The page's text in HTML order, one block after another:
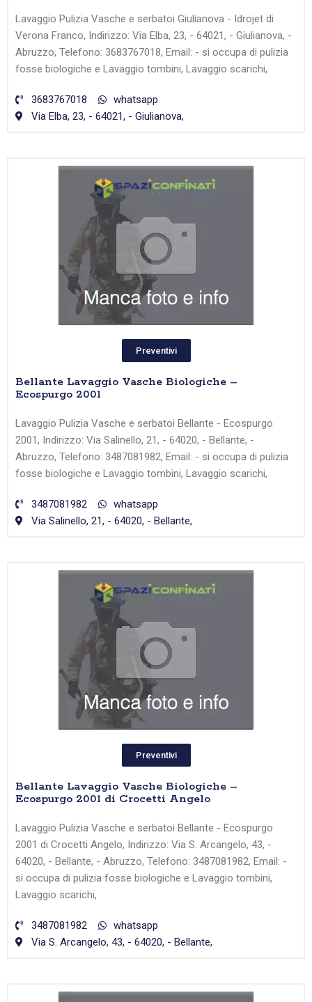
Lavaggio Pulizia Vasche e serbatoi Giulianova - Idrojet di
Verona Franco, Indirizzo: Via Elba, 23, - 64021, - Giulianova, -
Abruzzo, Telefono: 3683767018, Email: - si occupa di pulizia
fosse biologiche e Lavaggio tombini, Lavaggio scarichi,
3683767018
whatsapp
Via Elba, 23, - 64021, - Giulianova,
Preventivi
Bellante Lavaggio Vasche Biologiche –
Ecospurgo 2001
Lavaggio Pulizia Vasche e serbatoi Bellante - Ecospurgo
2001, Indirizzo: Via Salinello, 21, - 64020, - Bellante, -
Abruzzo, Telefono: 3487081982, Email: - si occupa di pulizia
fosse biologiche e Lavaggio tombini, Lavaggio scarichi,
3487081982
whatsapp
Via Salinello, 21, - 64020, - Bellante,
Preventivi
Bellante Lavaggio Vasche Biologiche –
Ecospurgo 2001 di Crocetti Angelo
Lavaggio Pulizia Vasche e serbatoi Bellante - Ecospurgo
2001 di Crocetti Angelo, Indirizzo: Via S. Arcangelo, 43, -
64020, - Bellante, - Abruzzo, Telefono: 3487081982, Email: -
si occupa di pulizia fosse biologiche e Lavaggio tombini,
Lavaggio scarichi,
3487081982
whatsapp
Via S. Arcangelo, 43, - 64020, - Bellante,